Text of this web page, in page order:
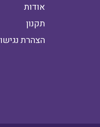
אודות
תקנון
הצהרת